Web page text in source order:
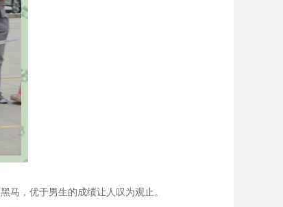
马，优于男生的成绩让人叹为观止。